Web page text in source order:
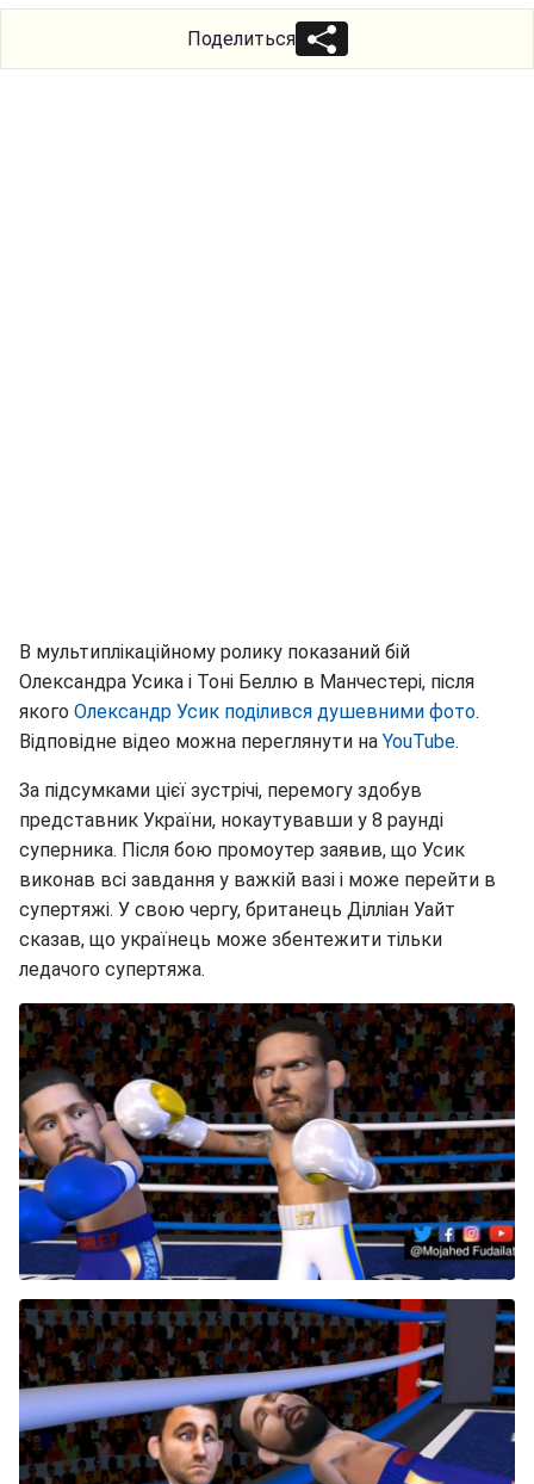
Поделиться
В мультиплікаційному ролику показаний бій
Олександра Усика і Тоні Беллю в Манчестері, після
якого Олександр Усик поділився душевними фото.
Відповідне відео можна переглянути на YouTube.
За підсумками цієї зустрічі, перемогу здобув
представник України, нокаутувавши у 8 раунді
суперника. Після бою промоутер заявив, що Усик
виконав всі завдання у важкій вазі і може перейти в
супертяжі. У свою чергу, британець Ділліан Уайт
сказав, що українець може збентежити тільки
ледачого супертяжа.